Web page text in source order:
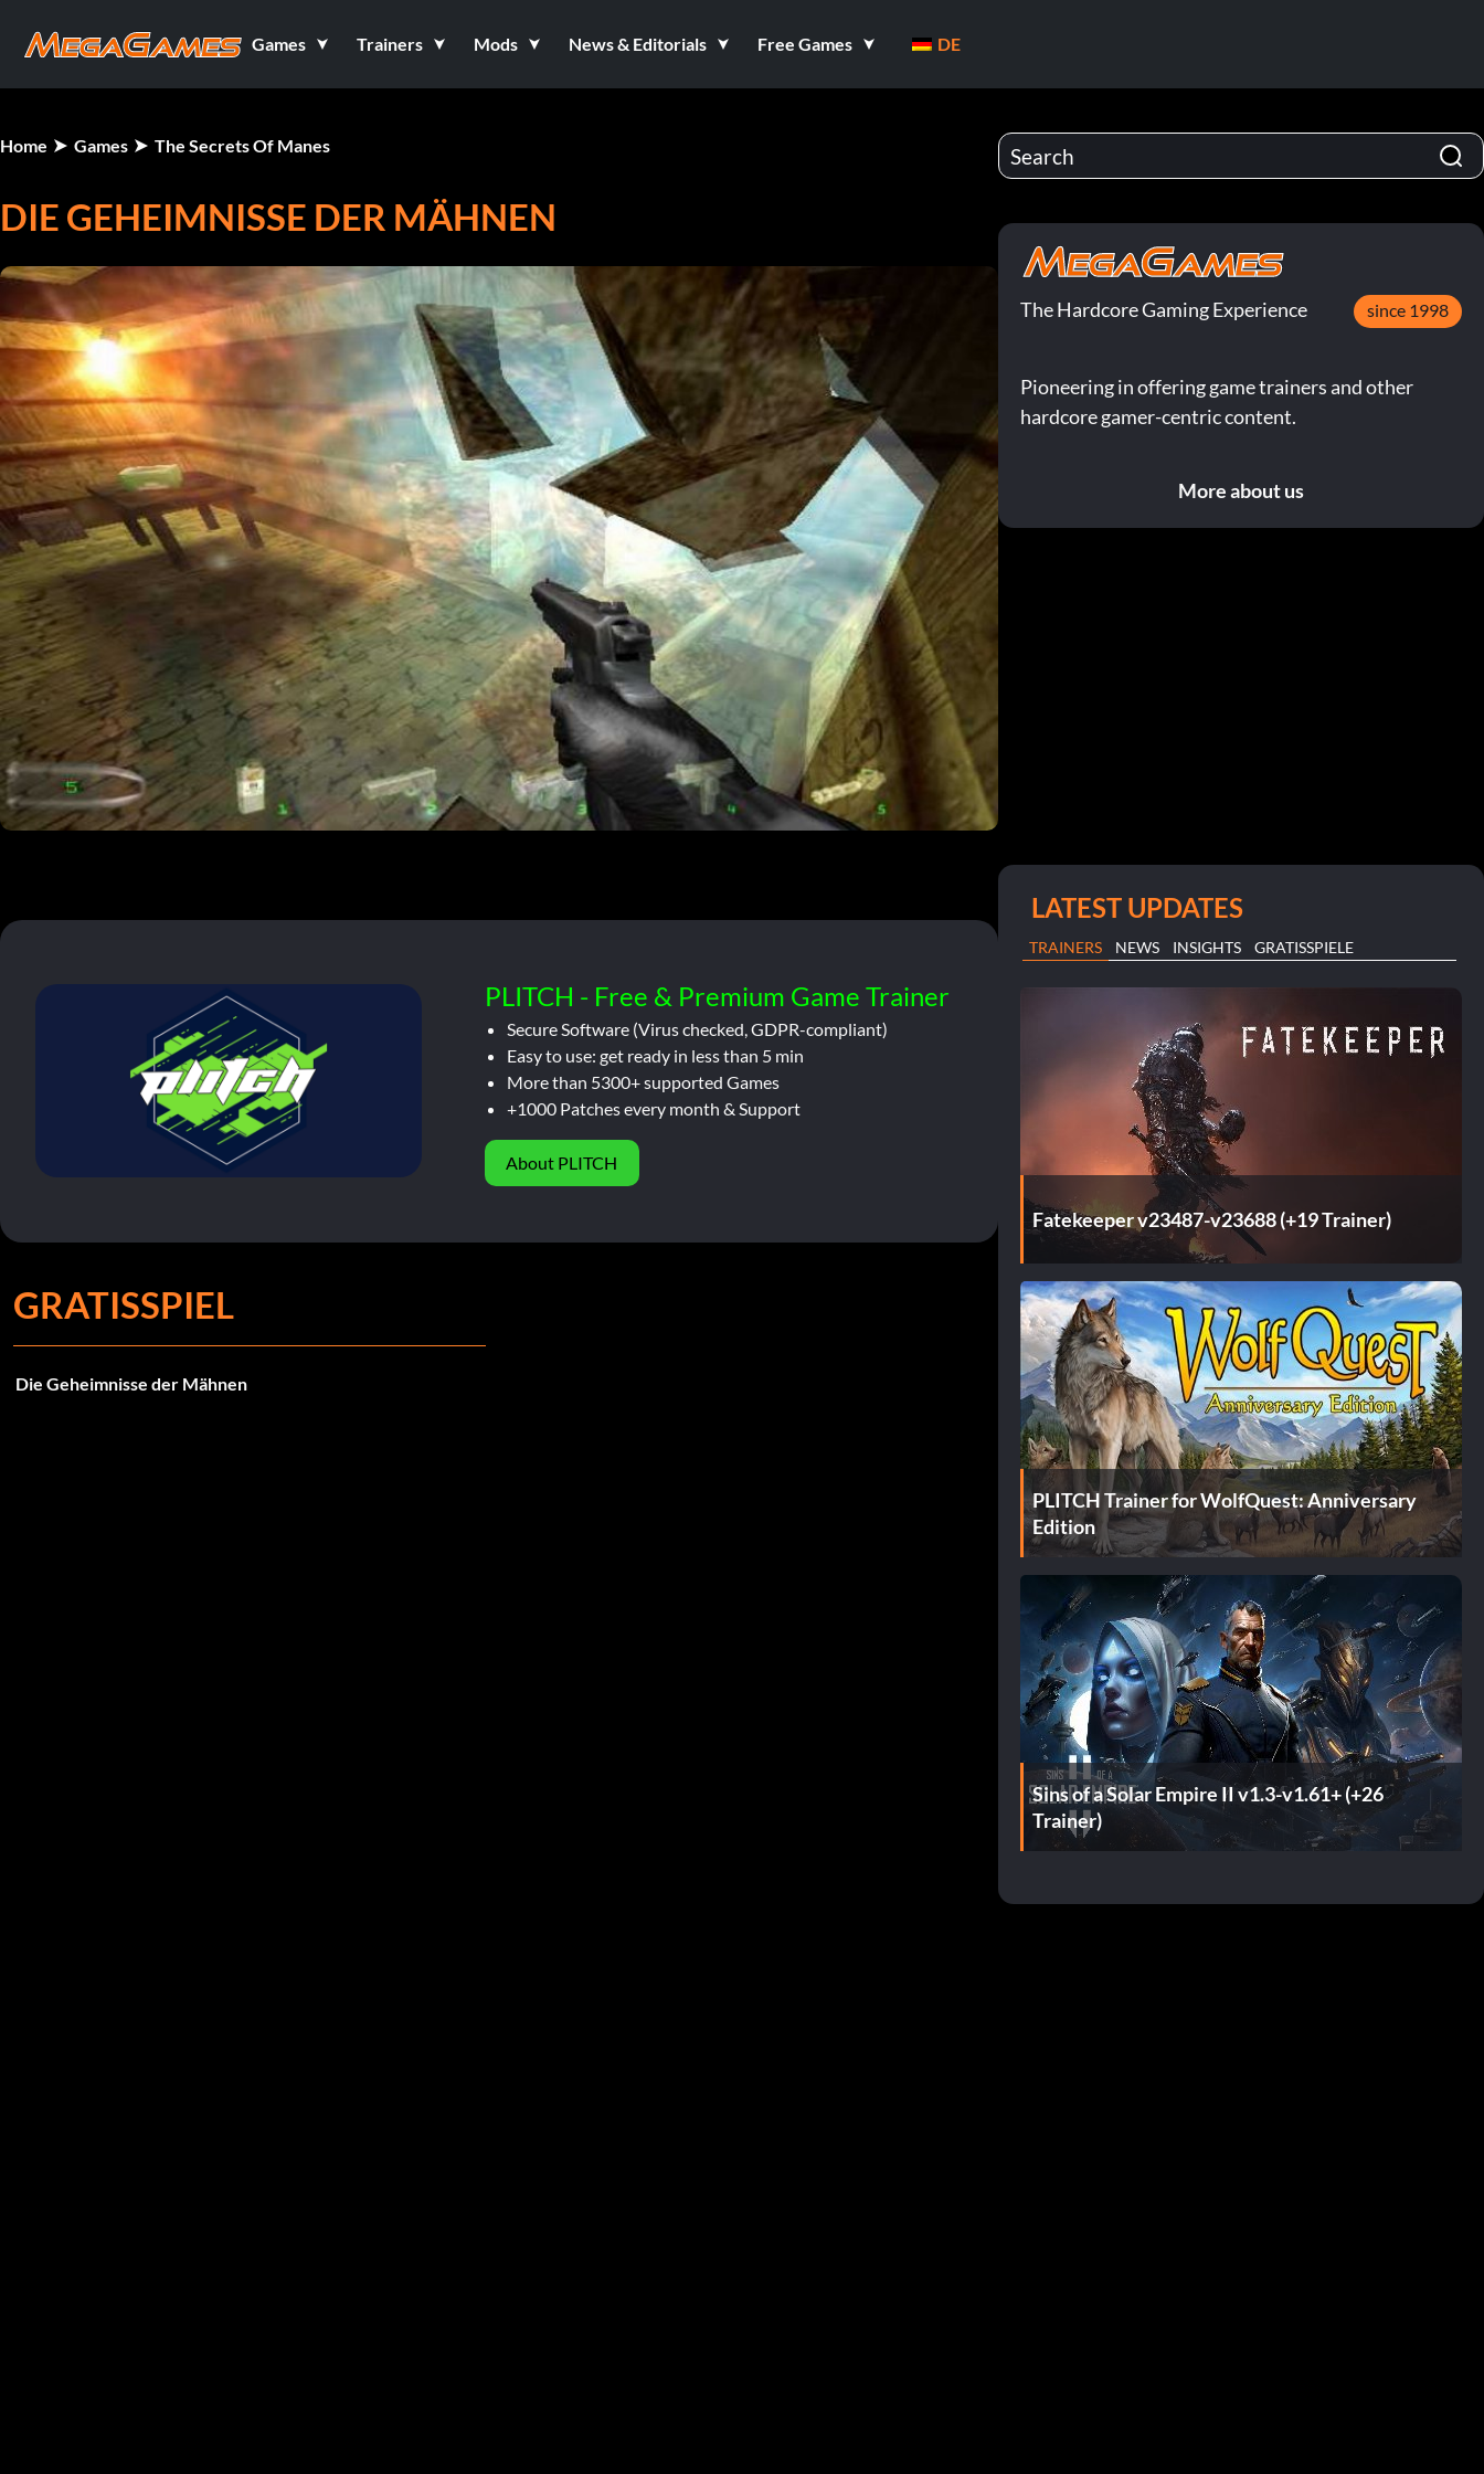
Games Trainers Mods News & Editorials Free Games DE
Home Games The Secrets Of Manes
DIE GEHEIMNISSE DER MÄHNEN
PLITCH - Free & Premium Game Trainer
Secure Software (Virus checked, GDPR-compliant)
Easy to use: get ready in less than 5 min
More than 5300+ supported Games
+1000 Patches every month & Support
About PLITCH
GRATISSPIEL
Die Geheimnisse der Mähnen
The Hardcore Gaming Experience since 1998
Pioneering in offering game trainers and other
hardcore gamer-centric content.
More about us
LATEST UPDATES
TRAINERS NEWS INSIGHTS GRATISSPIELE
Fatekeeper v23487-v23688 (+19 Trainer)
PLITCH Trainer for WolfQuest: Anniversary
Edition
Sins of a Solar Empire II v1.3-v1.61+ (+26
Trainer)